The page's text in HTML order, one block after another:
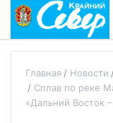
Главная Новости
Сплав по реке
«Дальний Восток